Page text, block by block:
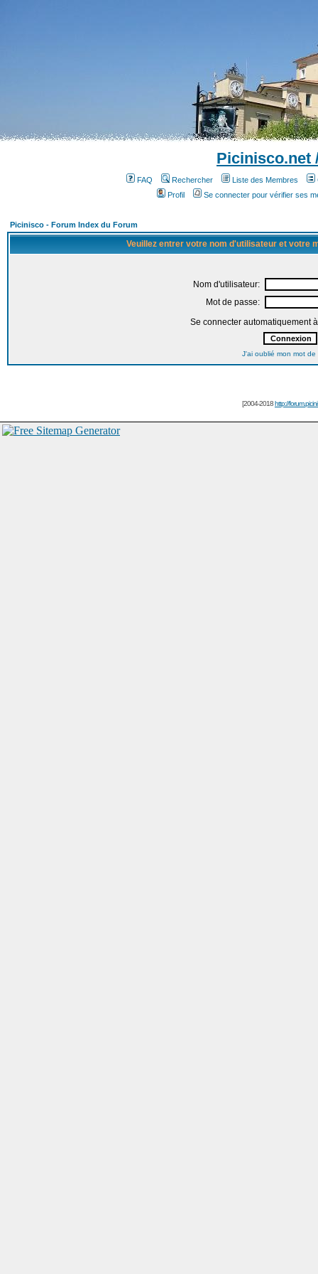
Picinisco.net
FAQ Rechercher Liste des Membres
Profil
Se connecter pour vérifier ses
Picinisco - Forum Index du Forum
Veuillez entrer votre nom d'utilisateur et votre
Nom d'utilisateur:
Mot de passe:
Se connecter automatiquement
J'ai oublié mon mot de
[2004-2018http://